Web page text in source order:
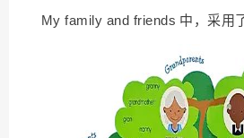
My family and friends 中，采用